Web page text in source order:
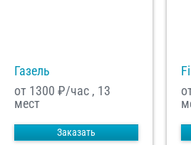
Газель
от 1300 ₽/час , 13
мест
Заказать
обработку моих